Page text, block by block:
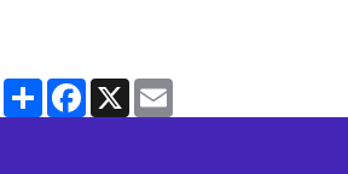
PartagerFacebook
X